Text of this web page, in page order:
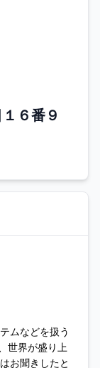
６番９
ムなどを扱う
世界が盛り上
お聞きしたと